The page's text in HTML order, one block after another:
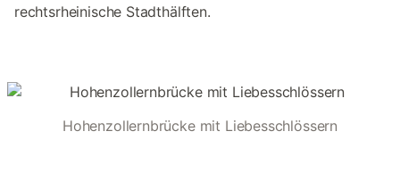
rechtsrheinische Stadthälften.
Hohenzollernbrücke mit Liebesschlössern